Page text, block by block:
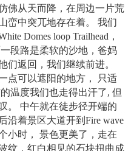
佛从天而降，在周边一片荒
峦中突兀地存在着。 我们
Domes loop Trailhead，
段路是柔软的沙地，爸妈
们返回，我们继续前进。
点可以遮阳的地方， 只适
温度我们也走得出汗了, 但
。 中午就在徒步径开端的
沿着景区大道开到Fire wave
小时， 景色更美了，走在
纹，红白相见的石块扭曲成